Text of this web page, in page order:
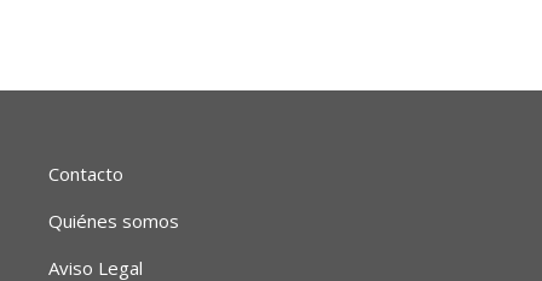
Contacto
Quiénes somos
Aviso Legal